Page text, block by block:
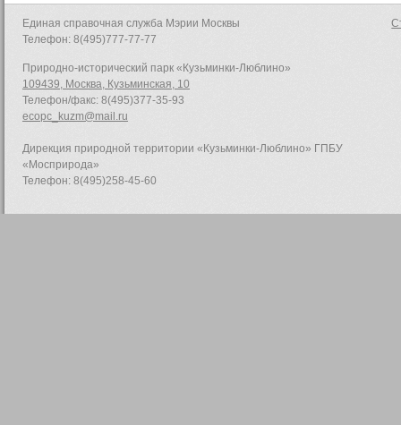
Единая справочная служба Мэрии Москвы
Телефон: 8(495)777-77-77
Природно-исторический парк «Кузьминки-Люблино»
109439, Москва, Кузьминская, 10
Телефон/факс: 8(495)377-35-93
ecopc_kuzm@mail.ru
Дирекция природной территории «Кузьминки-Люблино» ГПБУ
«Мосприрода»
Телефон: 8(495)258-45-60